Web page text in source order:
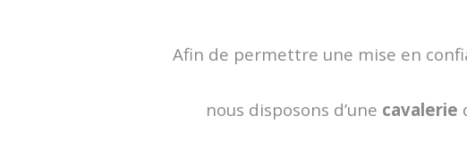
Afin de permettre une mise en
nous disposons d’une cavalerie